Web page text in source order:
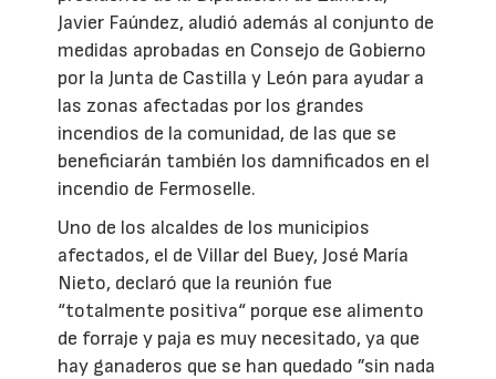
Javier Faúndez, aludió además al conjunto de
medidas aprobadas en Consejo de Gobierno
por la Junta de Castilla y León para ayudar a
las zonas afectadas por los grandes
incendios de la comunidad, de las que se
beneficiarán también los damnificados en el
incendio de Fermoselle.
Uno de los alcaldes de los municipios
afectados, el de Villar del Buey, José María
Nieto, declaró que la reunión fue
“totalmente positiva“ porque ese alimento
de forraje y paja es muy necesitado, ya que
hay ganaderos que se han quedado ”sin nada